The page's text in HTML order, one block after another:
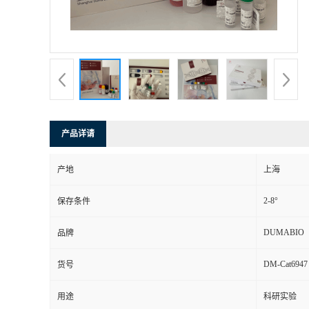
产品详请
产地 上海
保存条件 2-8°
品牌 DUMABIO
货号 DM-Cat6947
用途 科研实验